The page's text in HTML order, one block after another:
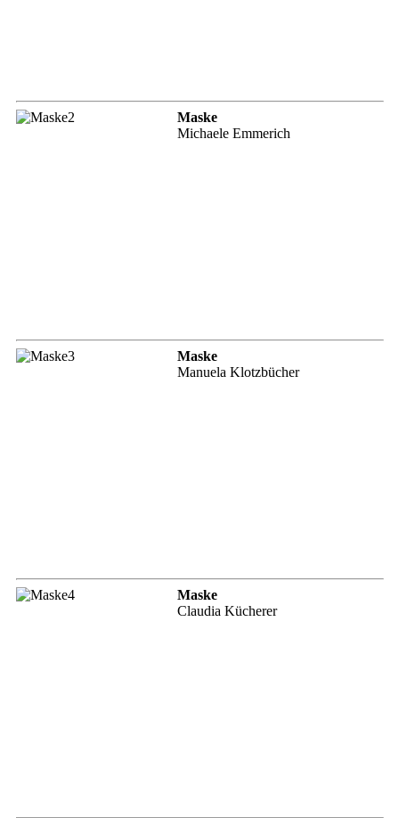
Maske
Michaele Emmerich
Maske
Manuela Klotzbücher
Maske
Claudia Kücherer